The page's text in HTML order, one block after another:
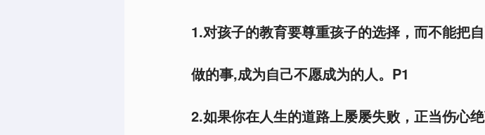
1.对孩子的教育要尊重孩子的选择，而不能把
做的事,成为自己不愿成为的人。P1
2.如果你在人生的道路上屡屡失败，正当伤心